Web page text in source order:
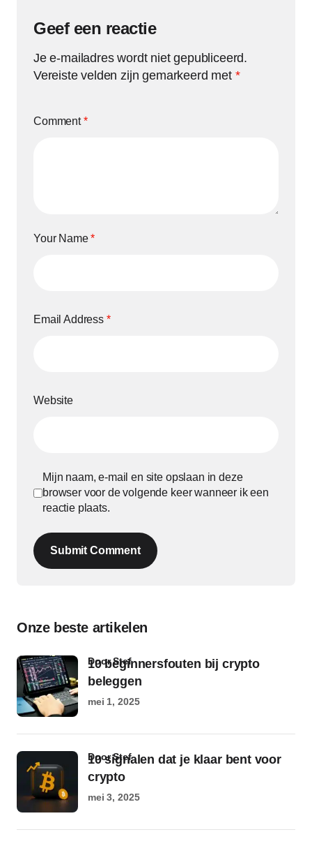
Geef een reactie
Je e-mailadres wordt niet gepubliceerd.
Vereiste velden zijn gemarkeerd met *
Comment*
Your Name*
Email Address *
Website
Mijn naam, e-mail en site opslaan in deze
browser voor de volgende keer wanneer ik een
reactie plaats.
Submit Comment
Onze beste artikelen
10 beginnersfouten bij crypto
beleggen
door Stef
mei 1, 2025
10 signalen dat je klaar bent voor
crypto
door Stef
mei 3, 2025